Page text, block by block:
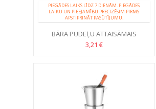
PIEGĀDES LAIKS LĪDZ 7 DIENĀM. PIEGĀDES
LAIKU UN PIEEJAMĪBU PRECIZĒSIM PIRMS
APSTIPRINĀT PASŪTĪJUMU.
BĀRA PUDEĻU ATTAISĀMAIS
3,21 €